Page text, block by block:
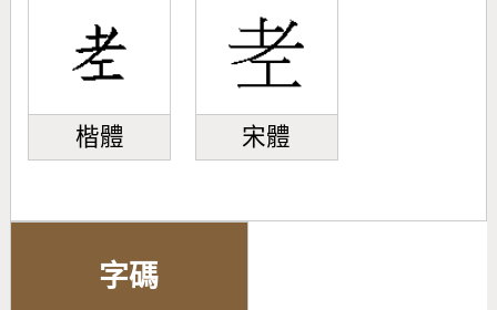
楷體 宋體
字碼